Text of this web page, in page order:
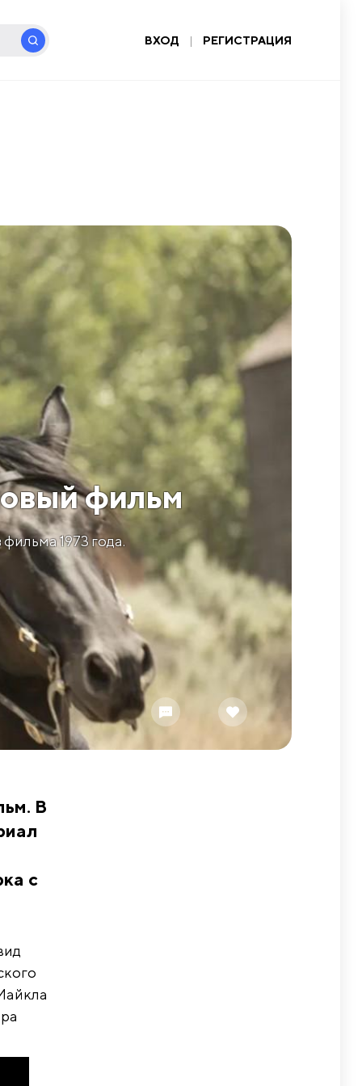
ВХОД | РЕГИСТРАЦИЯ
фильм
1973 года.
В
с